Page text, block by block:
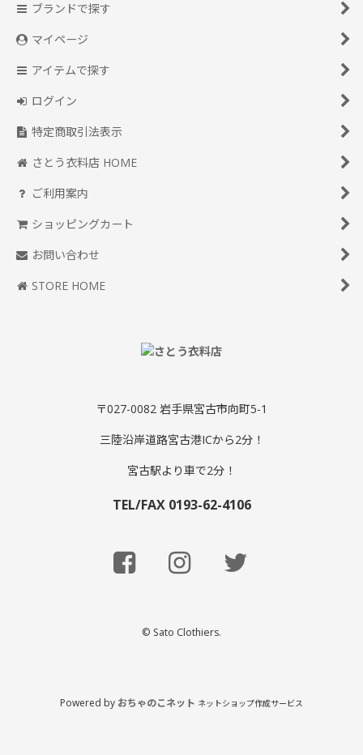
ブランドで探す
マイページ
アイテムで探す
ログイン
特定商取引法表示
さとう衣料店 HOME
ご利用案内
ショッピングカート
お問い合わせ
STORE HOME
〒027-0082 岩手県宮古市向町5-1
三陸沿岸道路宮古港ICから2分！
宮古駅より車で2分！
TEL/FAX 0193-62-4106
© Sato Clothiers.
Powered by おちゃのこネット ネットショップ作成サービス